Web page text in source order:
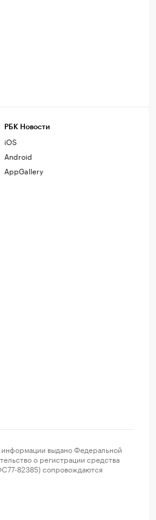
РБК Новости
iOS
Android
AppGallery
выдано Федеральной
о регистрации средства
82385) сопровождаются